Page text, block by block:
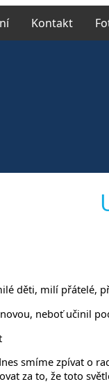
Kontakt
děti, milí přátelé,
neboť učinil
smíme zpívat o
za to, že toto